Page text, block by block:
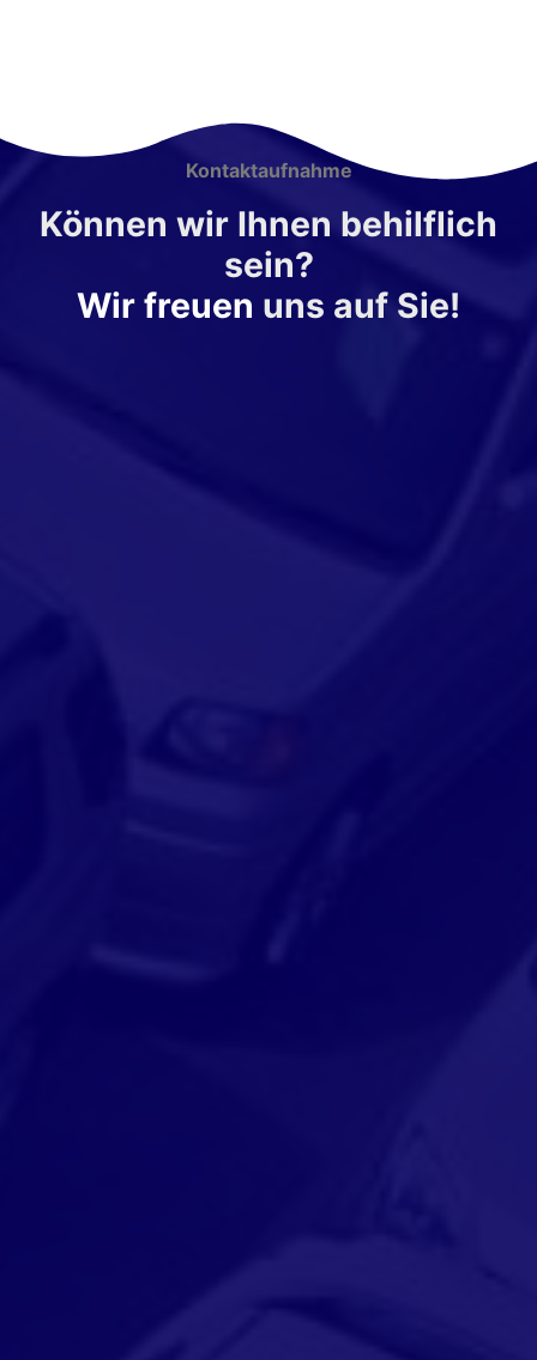
Kontaktaufnahme
Können wir Ihnen behilflich
sein?
Wir freuen uns auf Sie!